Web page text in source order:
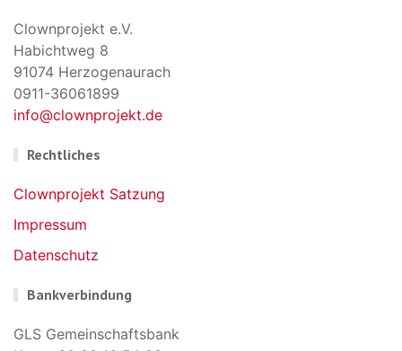
Clownprojekt e.V.
Habichtweg 8
91074 Herzogenaurach
0911-36061899
info@clownprojekt.de
Rechtliches
Clownprojekt Satzung
Impressum
Datenschutz
Bankverbindung
GLS Gemeinschaftsbank